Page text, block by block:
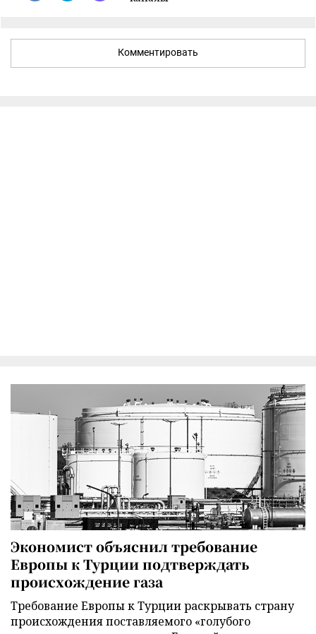
Комментировать
Экономист объяснил требование
Европы к Турции подтверждать
происхождение газа
Требование Европы к Турции раскрывать страну
происхождения поставляемого «голубого